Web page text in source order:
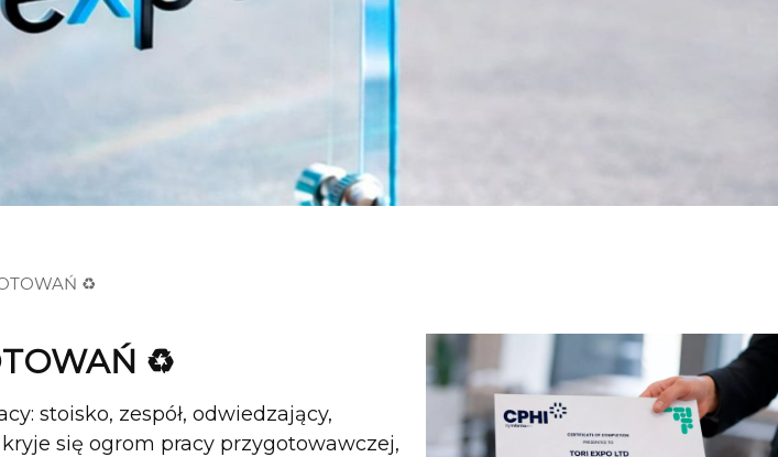
♻️
♻️
stoisko, zespół, odwiedzający,
się ogrom pracy przygotowawczej,